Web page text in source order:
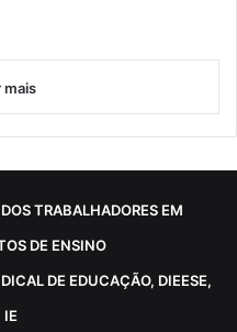
mais
TRABALHADORES EM
DE ENSINO
DE EDUCAÇÃO, DIEESE,
IE